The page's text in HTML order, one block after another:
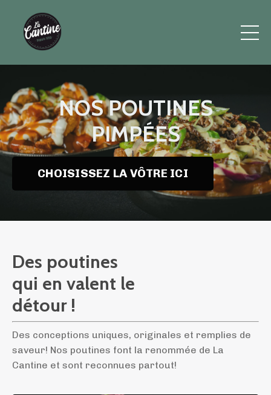
NOS POUTINES
PIMPÉES
CHOISISSEZ LA VÔTRE ICI
Des poutines
qui en valent le
détour !
Des conceptions uniques, originales et remplies de
saveur! Nos poutines font la renommée de La
Cantine et sont reconnues partout!